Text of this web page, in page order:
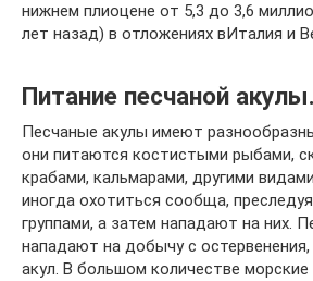
нижнем плиоцене от 5,3 до 3,6
лет назад) в отложениях вИталия и
Питание песчаной акулы.
Песчаные акулы имеют
они питаются костистыми рыбами,
крабами, кальмарами, другими
иногда охотиться сообща,
группами, а затем нападают на них.
нападают на добычу с
акул. В большом количестве